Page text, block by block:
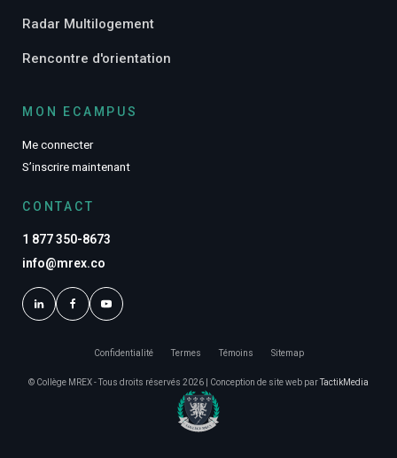
Radar Multilogement
Rencontre d'orientation
MON ECAMPUS
Me connecter
S’inscrire maintenant
CONTACT
1 877 350-8673
info@mrex.co
© Collège MREX - Tous droits réservés 2026 | Conception de site web parTactikMedia
Confidentialité Termes Témoins Sitemap